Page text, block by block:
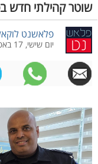
שוטר קהילתי חדש
פלאשנט
יום שישי, 17 באפריל 2026, 17:47